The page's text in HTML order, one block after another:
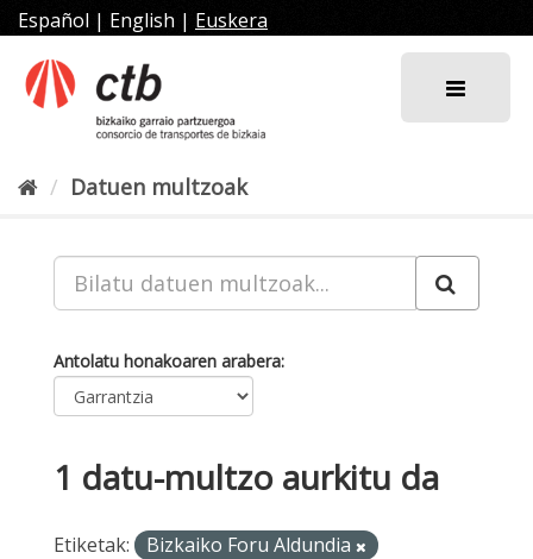
Joan
edukira
Español | English | Euskera
Datuen multzoak
Antolatu honakoaren arabera
1 datu-multzo aurkitu da
Etiketak:
Bizkaiko Foru Aldundia